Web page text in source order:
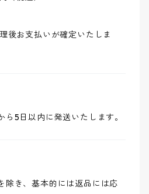
後お支払いが確定いたしま
5日以内に発送いたします。
除き、基本的には返品には応